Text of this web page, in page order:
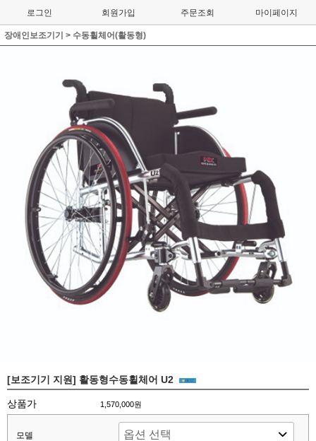
로그인 회원가입 주문조회 마이페이지
장애인보조기기 > 수동휠체어(활동형)
[보조기기 지원] 활동형수동휠체어 U2
상품가 1,570,000원
모델